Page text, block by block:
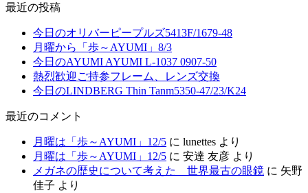
最近の投稿
今日のオリバーピープルズ5413F/1679-48
月曜から「歩～AYUMI」8/3
今日のAYUMI AYUMI L-1037 0907-50
熱烈歓迎ご持参フレーム、レンズ交換
今日のLINDBERG Thin Tanm5350-47/23/K24
最近のコメント
月曜は「歩～AYUMI」12/5 に lunettes より
月曜は「歩～AYUMI」12/5 に 安達 友彦 より
メガネの歴史について考えた 世界最古の眼鏡 に 矢野
佳子 より